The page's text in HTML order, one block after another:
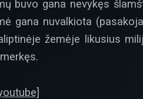
buvo gana nevykęs
gana nuvalkiota
žemėje likusius